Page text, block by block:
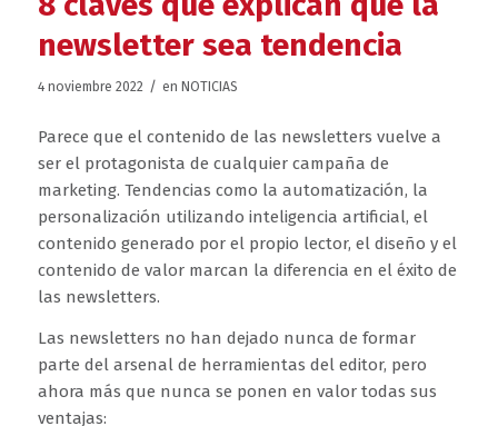
newsletter sea tendencia
4 noviembre 2022 / en NOTICIAS
Parece que el contenido de las newsletters vuelve a
ser el protagonista de cualquier campaña de
marketing. Tendencias como la automatización, la
personalización utilizando inteligencia artificial, el
contenido generado por el propio lector, el diseño y el
contenido de valor marcan la diferencia en el éxito de
las newsletters.
Las newsletters no han dejado nunca de formar
parte del arsenal de herramientas del editor, pero
ahora más que nunca se ponen en valor todas sus
ventajas: